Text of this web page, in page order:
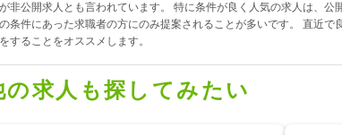
が非公開求人とも言われています。 特に条件が良く人気の求人は、
の条件にあった求職者の方にのみ提案されることが多いです。 直近
をすることをオススメします。
の求人も探してみたい